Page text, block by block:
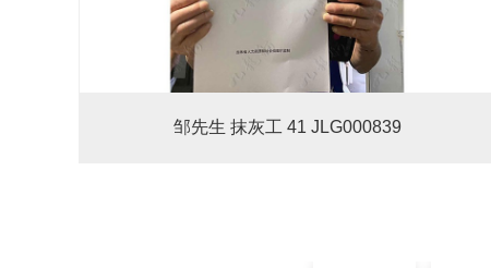
邹先生 抹灰工 41 JLG000839